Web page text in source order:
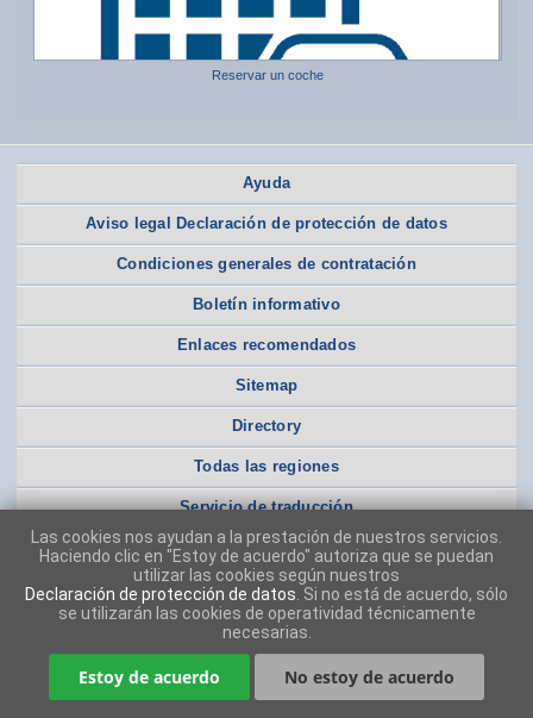
Reservar un coche
Ayuda
Aviso legal Declaración de protección de datos
Condiciones generales de contratación
Boletín informativo
Enlaces recomendados
Sitemap
Directory
Todas las regiones
Servicio de traducción
Las cookies nos ayudan a la prestación de nuestros servicios.
Haciendo clic en "Estoy de acuerdo" autoriza que se puedan
utilizar las cookies según nuestros
Declaración de protección de datos . Si no está de acuerdo, sólo
se utilizarán las cookies de operatividad técnicamente
necesarias.